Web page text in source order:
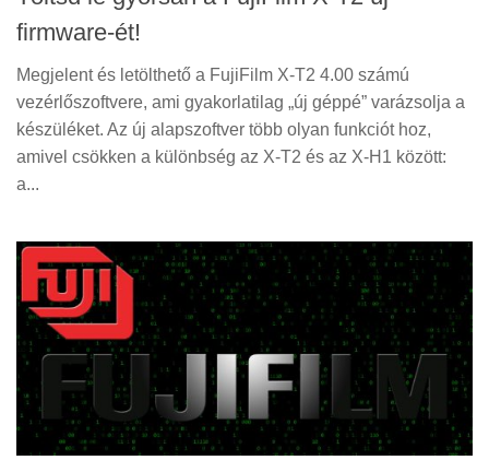
firmware-ét!
Megjelent és letölthető a FujiFilm X-T2 4.00 számú
vezérlőszoftvere, ami gyakorlatilag „új géppé” varázsolja a
készüléket. Az új alapszoftver több olyan funkciót hoz,
amivel csökken a különbség az X-T2 és az X-H1 között:
a...